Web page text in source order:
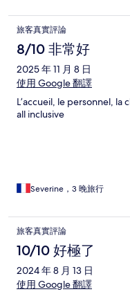
旅客真實評論
8/10 非常好
2025 年 11 月 8 日
使用 Google 翻譯
L’accueil, le personnel,
all inclusive
Severine，3 晚旅行
旅客真實評論
10/10 好極了
2024 年 8 月 13 日
使用 Google 翻譯